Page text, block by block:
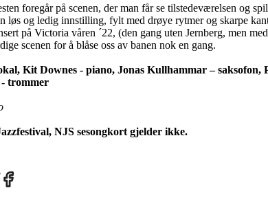
foregår på scenen, der man får se tilstedeværelsen og
løs og ledig innstilling, fylt med drøye rytmer og skarpe
på Victoria våren ´22, (den gang uten Jernberg, men
scenen for å blåse oss av banen nok en gang.
Kit Downes - piano, Jonas Kullhammar – saksofon,
trommer
NJS sesongkort gjelder ikke.
Share
on